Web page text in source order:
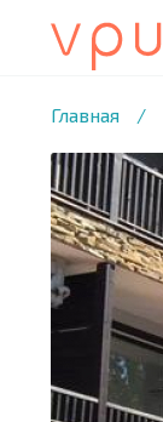
Главная /
1 /11 ФОТО